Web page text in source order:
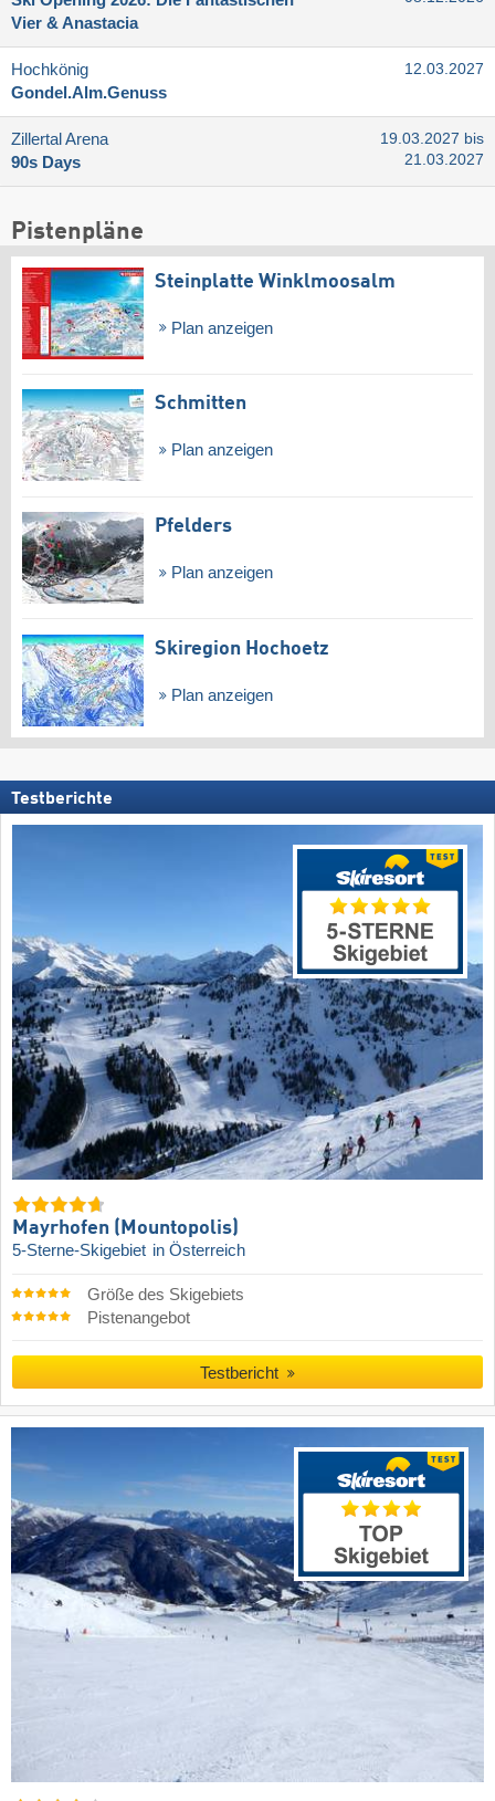
Vier & Anastacia
Hochkönig
Gondel.Alm.Genuss
12.03.2027
Zillertal Arena
90s Days
19.03.2027 bis
21.03.2027
Pistenpläne
Steinplatte Winklmoosalm
Plan anzeigen
Schmitten
Plan anzeigen
Pfelders
Plan anzeigen
Skiregion Hochoetz
Plan anzeigen
Testberichte
Mayrhofen (Mountopolis)
5-Sterne-Skigebiet in Österreich
Größe des Skigebiets
Pistenangebot
Testbericht